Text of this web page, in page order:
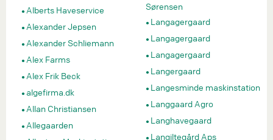
Alberts Haveservice
Alexander Jepsen
Alexander Schliemann
Alex Farms
Alex Frik Beck
algefirma.dk
Allan Christiansen
Allegaarden
Sørensen
Langagergaard
Langagergaard
Langagergaard
Langergaard
Langesminde maskinstation
Langgaard Agro
Langhavegaard
Langiltegård Aps